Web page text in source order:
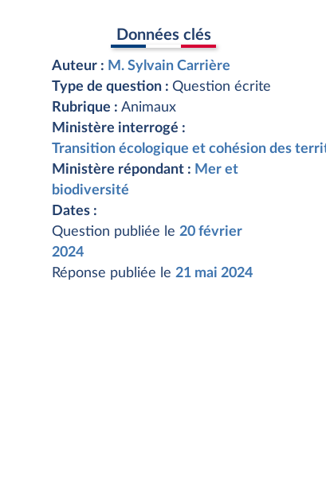
Données clés
Auteur : M. Sylvain Carrière
Type de question : Question écrite
Rubrique : Animaux
Ministère interrogé :
Transition écologique et cohésion des
Ministère répondant : Mer et
biodiversité
Dates :
Question publiée le 20 février
2024
Réponse publiée le 21 mai 2024